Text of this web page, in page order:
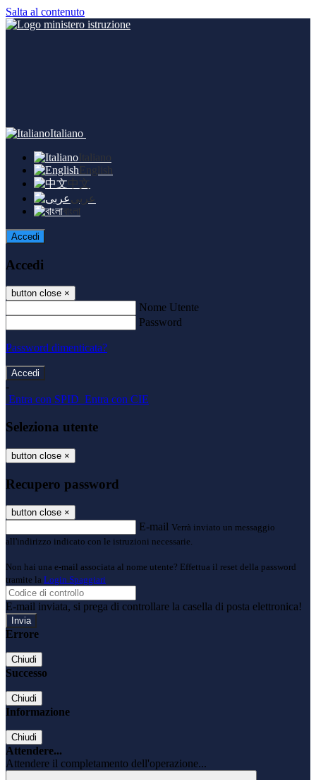
Salta al contenuto
Italiano
Italiano
English
中文
عربى
বাংলা
Accedi
Accedi
button close ×
Nome Utente
Password
Password dimenticata?
-
Entra con SPID Entra con CIE
Seleziona utente
button close ×
Recupero password
button close ×
E-mail Verrà inviato un messaggio
all'indirizzo indicato con le istruzioni necessarie.
Non hai una e-mail associata al nome utente? Effettua il reset della password
tramite la Login Spaggiari
E-mail inviata, si prega di controllare la casella di posta elettronica!
Errore
Chiudi
Successo
Chiudi
Informazione
Chiudi
Attendere...
Attendere il completamento dell'operazione...